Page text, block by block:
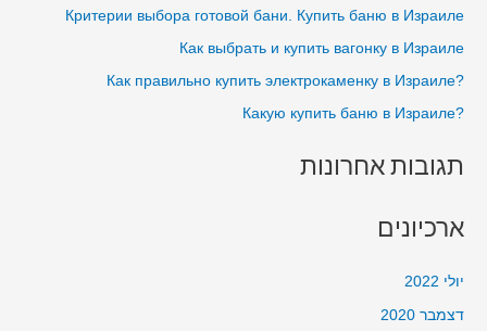
מורה
בבית
:
Критерии выбора готовой бани. Купить баню в Израиле
Как выбрать и купить вагонку в Израиле
?Как правильно купить электрокаменку в Израиле
?Какую купить баню в Израиле
תגובות אחרונות
ארכיונים
יולי 2022
דצמבר 2020